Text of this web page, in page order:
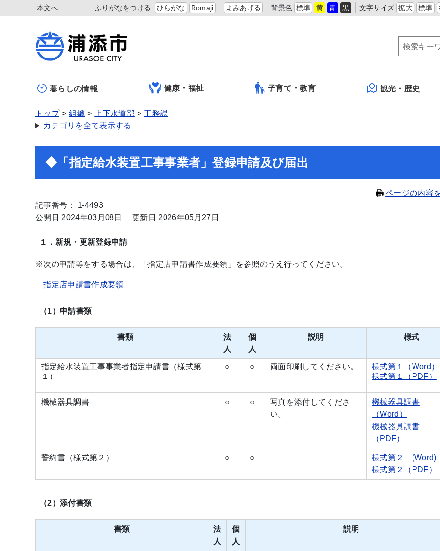
本文へ ふりがなをつける ひらがな Romaji よみあげる 背景色 標準 黄 青 黒 文字サイズ 拡大 標準
暮らしの情報 健康・福祉 子育て・教育 観光・歴史
トップ 組織 上下水道部
工務課
カテゴリを全て表示する
◆「指定給水装置工事事業者」登録申請及び届出
ページの内容
記事番号： 1-4493
公開日 2024年03月08日
更新日 2026年05月27日
１．新規・更新登録申請
※次の申請等をする場合は、「指定店申請書作成要領」を参照のうえ行ってください。
指定店申請書作成要領
（1）申請書類
書類
法
人
個
人
説明 様式
指定給水装置工事事業者指定申請書（様式第
１）
○ ○ 両面印刷してください。
様式第１（Word）
様式第１（PDF）
機械器具調書 ○ ○
写真を添付してくださ
い。
機械器具調書
（Word）
機械器具調書
（PDF）
誓約書（様式第２） ○ ○
様式第２ (Word)
様式第２（PDF）
（2）添付書類
書類
法
人
個
人
説明